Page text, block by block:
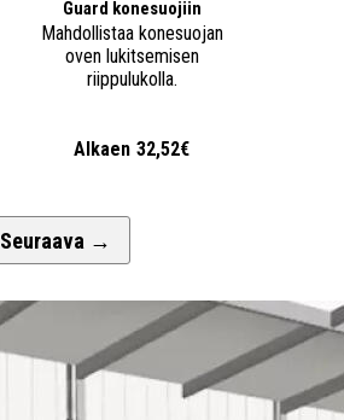
Guard konesuojiin
Mahdollistaa konesuojan
oven lukitsemisen
riippulukolla.
Alkaen 32,52€
Seuraava →